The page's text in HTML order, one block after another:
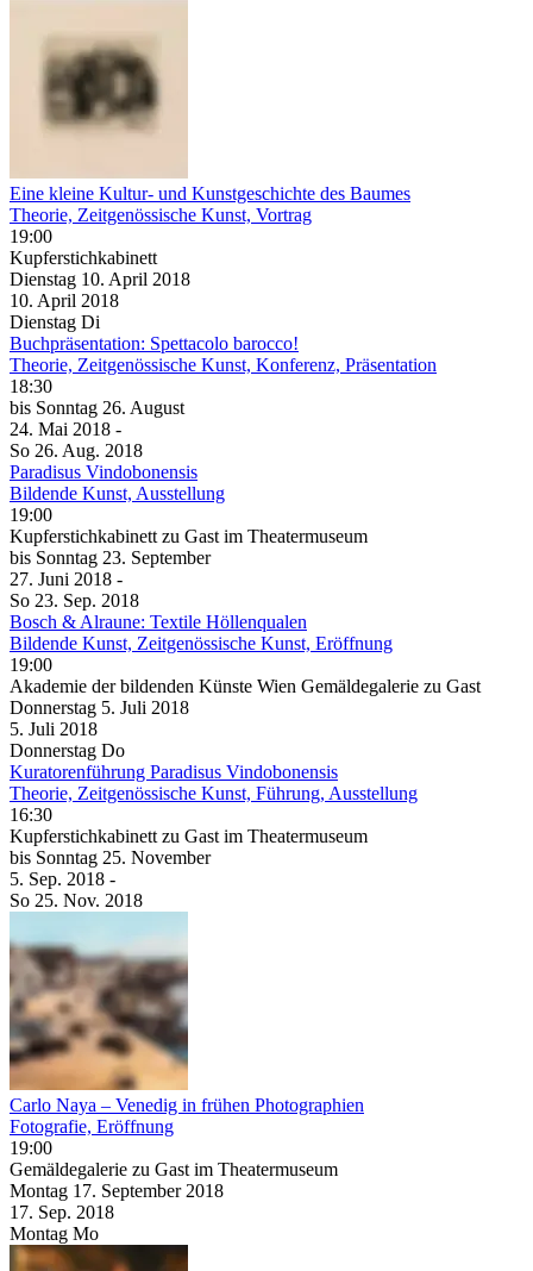
Eine kleine Kultur- und Kunstgeschichte des Baumes
Theorie, Zeitgenössische Kunst, Vortrag
19:00
Kupferstichkabinett
Dienstag 10. April 2018
10. April 2018
Dienstag Di
Buchpräsentation: Spettacolo barocco!
Theorie, Zeitgenössische Kunst, Konferenz, Präsentation
18:30
bis Sonntag 26. August
24. Mai 2018 -
So 26. Aug. 2018
Paradisus Vindobonensis
Bildende Kunst, Ausstellung
19:00
Kupferstichkabinett zu Gast im Theatermuseum
bis Sonntag 23. September
27. Juni 2018 -
So 23. Sep. 2018
Bosch & Alraune: Textile Höllenqualen
Bildende Kunst, Zeitgenössische Kunst, Eröffnung
19:00
Akademie der bildenden Künste Wien Gemäldegalerie zu Gast
Donnerstag 5. Juli 2018
5. Juli 2018
Donnerstag Do
Kuratorenführung Paradisus Vindobonensis
Theorie, Zeitgenössische Kunst, Führung, Ausstellung
16:30
Kupferstichkabinett zu Gast im Theatermuseum
bis Sonntag 25. November
5. Sep. 2018 -
So 25. Nov. 2018
Carlo Naya – Venedig in frühen Photographien
Fotografie, Eröffnung
19:00
Gemäldegalerie zu Gast im Theatermuseum
Montag 17. September 2018
17. Sep. 2018
Montag Mo